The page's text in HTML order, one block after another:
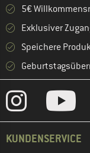
5€
Exklusiver
Speichere
KUNDENSERVICE